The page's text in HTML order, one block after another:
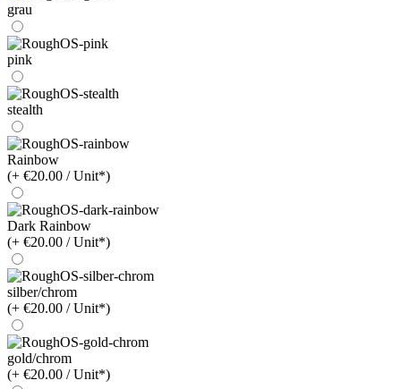
grau
pink
stealth
Rainbow
(+ €20.00 / Unit*)
Dark Rainbow
(+ €20.00 / Unit*)
silber/chrom
(+ €20.00 / Unit*)
gold/chrom
(+ €20.00 / Unit*)